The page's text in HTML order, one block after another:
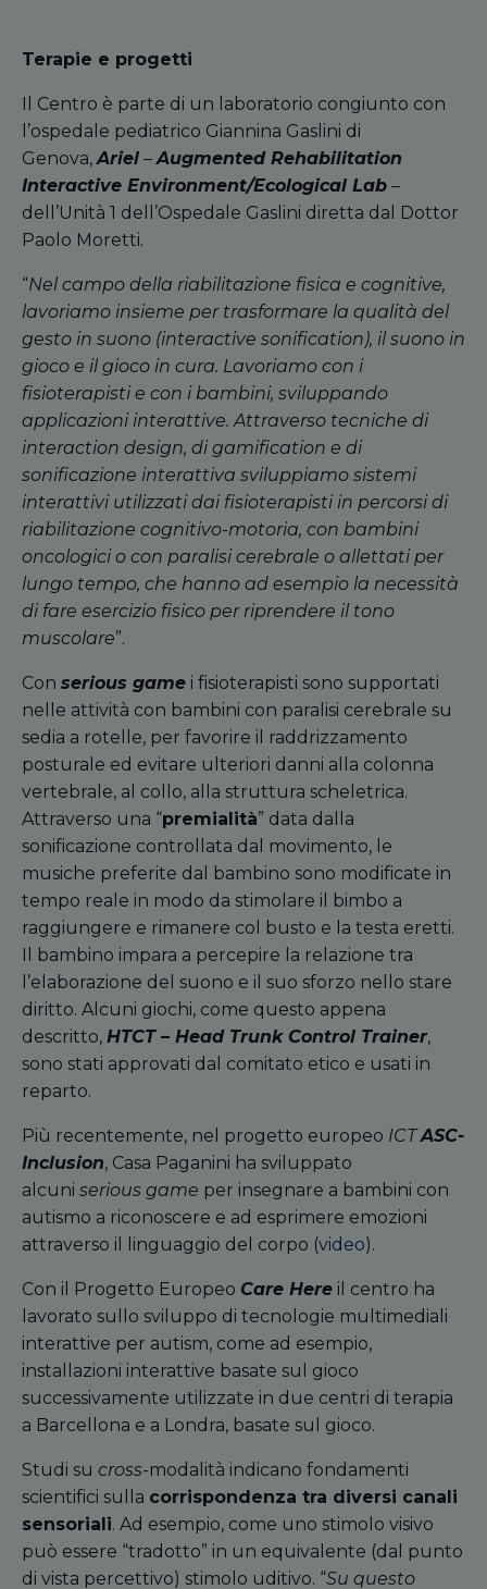
Terapie e progetti
Il Centro è parte di un laboratorio congiunto con
l’ospedale pediatrico Giannina Gaslini di
Genova,Ariel –Augmented Rehabilitation
Interactive Environment/Ecological Lab –
dell’Unità 1 dell’Ospedale Gaslini diretta dal Dottor
Paolo Moretti.
“Nel campo della riabilitazione fisica e cognitive,
lavoriamo insieme per trasformare la qualità del
gesto in suono (interactive sonification), il suono in
gioco e il gioco in cura. Lavoriamo con i
fisioterapisti e con i bambini, sviluppando
applicazioni interattive. Attraverso tecniche di
interaction design, di gamification e di
sonificazione interattiva sviluppiamo sistemi
interattivi utilizzati dai fisioterapisti in percorsi di
riabilitazione cognitivo-motoria, con bambini
oncologici o con paralisi cerebrale o allettati per
lungo tempo, che hanno ad esempio la necessità
di fare esercizio fisico per riprendere il tono
muscolare”.
Con serious game i fisioterapisti sono supportati
nelle attività con bambini con paralisi cerebrale su
sedia a rotelle, per favorire il raddrizzamento
posturale ed evitare ulteriori danni alla colonna
vertebrale, al collo, alla struttura scheletrica.
Attraverso una “premialità” data dalla
sonificazione controllata dal movimento, le
musiche preferite dal bambino sono modificate in
tempo reale in modo da stimolare il bimbo a
raggiungere e rimanere col busto e la testa eretti.
Il bambino impara a percepire la relazione tra
l’elaborazione del suono e il suo sforzo nello stare
diritto. Alcuni giochi, come questo appena
descritto, HTCT – Head Trunk Control Trainer,
sono stati approvati dal comitato etico e usati in
reparto.
Più recentemente, nel progetto europeo ICTASC-
Inclusion, Casa Paganini ha sviluppato
alcuni serious game per insegnare a bambini con
autismo a riconoscere e ad esprimere emozioni
attraverso il linguaggio del corpo (video).
Con il Progetto Europeo Care Here il centro ha
lavorato sullo sviluppo di tecnologie multimediali
interattive per autism, come ad esempio,
installazioni interattive basate sul gioco
successivamente utilizzate in due centri di terapia
a Barcellona e a Londra, basate sul gioco.
Studi su cross-modalità indicano fondamenti
scientifici sulla corrispondenza tra diversi canali
sensoriali. Ad esempio, come uno stimolo visivo
può essere “tradotto” in un equivalente (dal punto
di vista percettivo) stimolo uditivo. “Su questo